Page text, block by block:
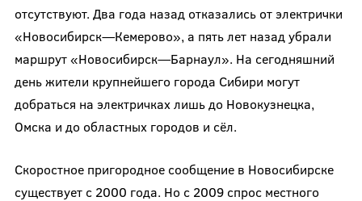
отсутствуют. Два года назад отказались от электрички
«Новосибирск—Кемерово», а пять лет назад убрали
маршрут «Новосибирск—Барнаул». На сегодняшний
день жители крупнейшего города Сибири могут
добраться на электричках лишь до Новокузнецка,
Омска и до областных городов и сёл.
Скоростное пригородное сообщение в Новосибирске
существует с 2000 года. Но с 2009 спрос местного